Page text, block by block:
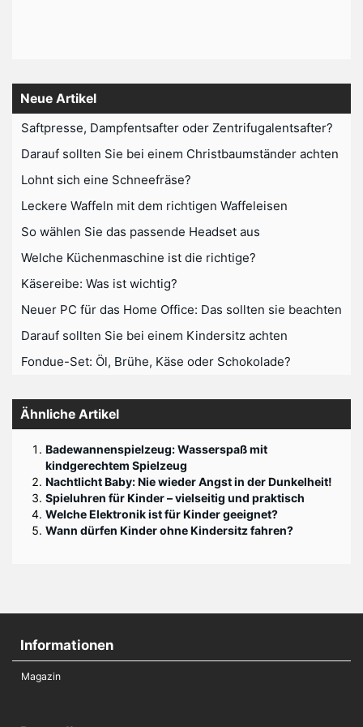
Neue Artikel
Saftpresse, Dampfentsafter oder Zentrifugalentsafter?
Darauf sollten Sie bei einem Christbaumständer achten
Lohnt sich eine Schneefräse?
Leckere Waffeln mit dem richtigen Waffeleisen
So wählen Sie das passende Headset aus
Welche Küchenmaschine ist die richtige?
Käsereibe: Was ist wichtig?
Neuer PC für das Home Office: Das sollten sie beachten
Darauf sollten Sie bei einem Kindersitz achten
Fondue-Set: Öl, Brühe, Käse oder Schokolade?
Ähnliche Artikel
Badewannenspielzeug: Wasserspaß mit
kindgerechtem Spielzeug
Nachtlicht Baby: Nie wieder Angst in der Dunkelheit!
Spieluhren für Kinder – vielseitig und praktisch
Welche Elektronik ist für Kinder geeignet?
Wann dürfen Kinder ohne Kindersitz fahren?
Informationen
Magazin